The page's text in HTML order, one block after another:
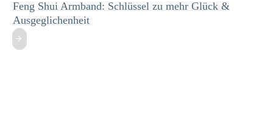
Feng Shui Armband: Schlüssel zu mehr Glück &
Ausgeglichenheit